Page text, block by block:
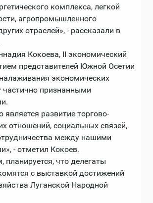
комплекса, легкой
агропромышленного
отраслей», - рассказали в
Кокоева, II экономический
представителей Южной Осетии
экономических
частично признанными
развитие торгово-
отношений, социальных связей,
между нашими
- отметил Кокоев.
планируется, что делегаты
с выставкой достижений
Луганской Народной